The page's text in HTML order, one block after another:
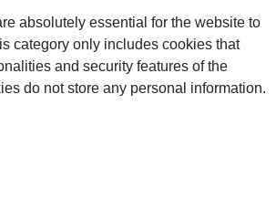
absolutely essential for the website to
category only includes cookies that
and security features of the
do not store any personal information.